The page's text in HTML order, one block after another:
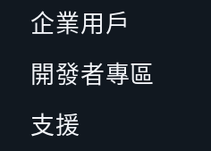
企業用戶
開發者專區
支援